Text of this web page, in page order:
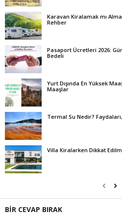
Karavan Kiralamak mı
Rehber
Pasaport Ücretleri 2026:
Bedeli
Yurt Dışında En Yüksek
Maaşlar
Termal Su Nedir?
Villa Kiralarken Dikkat
BİR CEVAP BIRAK